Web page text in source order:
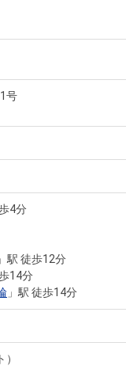
号
4分
」駅 徒歩12分
14分
」駅 徒歩14分